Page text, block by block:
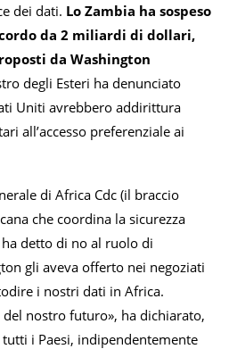
dei dati. Lo Zambia ha sospeso
da 2 miliardi di dollari,
da Washington
degli Esteri ha denunciato
Uniti avrebbero addirittura
all’accesso preferenziale ai
di Africa Cdc (il braccio
che coordina la sicurezza
detto di no al ruolo di
gli aveva offerto nei negoziati
i nostri dati in Africa.
nostro futuro», ha dichiarato,
i Paesi, indipendentemente